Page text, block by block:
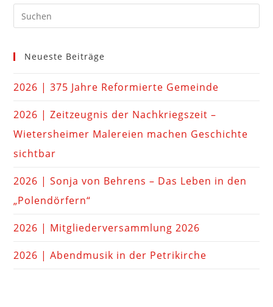
Neueste Beiträge
2026 | 375 Jahre Reformierte Gemeinde
2026 | Zeitzeugnis der Nachkriegszeit –
Wietersheimer Malereien machen Geschichte
sichtbar
2026 | Sonja von Behrens – Das Leben in den
„Polendörfern“
2026 | Mitgliederversammlung 2026
2026 | Abendmusik in der Petrikirche